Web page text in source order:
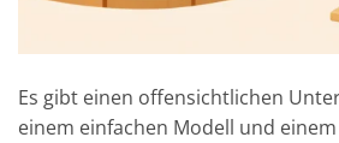
Es gibt einen offensichtlichen
einem einfachen Modell und